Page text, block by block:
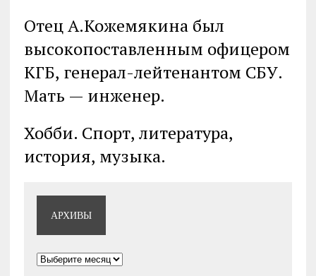
Отец А.Кожемякина был
высокопоставленным офицером
КГБ, генерал-лейтенантом СБУ.
Мать — инженер.
Хобби. Спорт, литература,
история, музыка.
АРХИВЫ
Архивы